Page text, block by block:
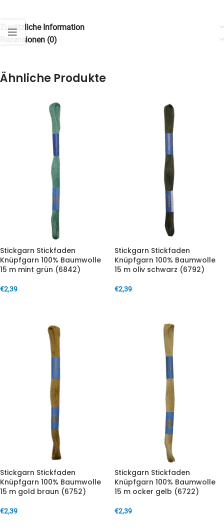
Zusätzliche Information
Rezensionen (0)
Ähnliche Produkte
Stickgarn Stickfaden
Knüpfgarn 100% Baumwolle
15 m mint grün (6842)
€2,39
Stickgarn Stickfaden
Knüpfgarn 100% Baumwolle
15 m oliv schwarz (6792)
€2,39
Stickgarn Stickfaden
Knüpfgarn 100% Baumwolle
15 m gold braun (6752)
€2,39
Stickgarn Stickfaden
Knüpfgarn 100% Baumwolle
15 m ocker gelb (6722)
€2,39